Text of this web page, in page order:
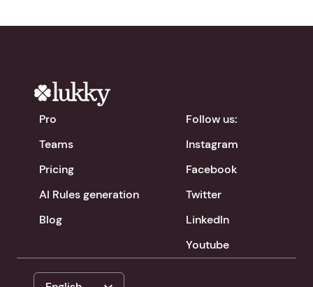
Pro
Teams
Pricing
AI Rules generation
Blog
Follow us:
Instagram
Facebook
Twitter
LinkedIn
Youtube